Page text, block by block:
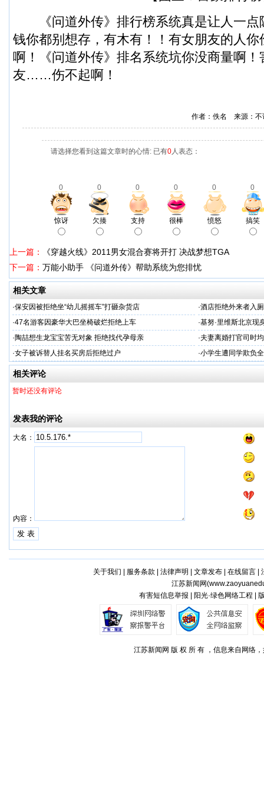
《问道外传》排行榜系统真是让人一点
钱你都别想存，有木有！！有女朋友的人
啊！《问道外传》排名系统坑你没商量啊
友……伤不起啊！
作者：佚名 来源：
请选择您看到这篇文章时的心情: 已有0人表态：
0 0 0 0 0 0
惊讶 欠揍 支持 很棒 愤怒 搞笑
上一篇：
《穿越火线》2011男女混合赛将开打 决战梦想TGA
下一篇： 万能小助手 《问道外传》帮助系统为您排忧
相关文章
·保安因被拒绝坐“幼儿摇摇车”打砸杂货店 ·酒店拒绝外来者入
·47名游客因豪华大巴坐椅破烂拒绝上车 ·基努·里维斯北京现
·陶喆想生龙宝宝苦无对象 拒绝找代孕母亲 ·夫妻离婚打官司时
·女子被诉替人挂名买房后拒绝过户 ·小学生遭同学欺负
相关评论
暂时还没有评论
发表我的评论
大名：
内容：
关于我们 服务条款 法律声明 文章发布| 在线留言|
江苏新闻网(
有害短信息举报 | 阳光·绿色网络工程 |
江苏新闻网 版 权 所 有 ，信息来自网络